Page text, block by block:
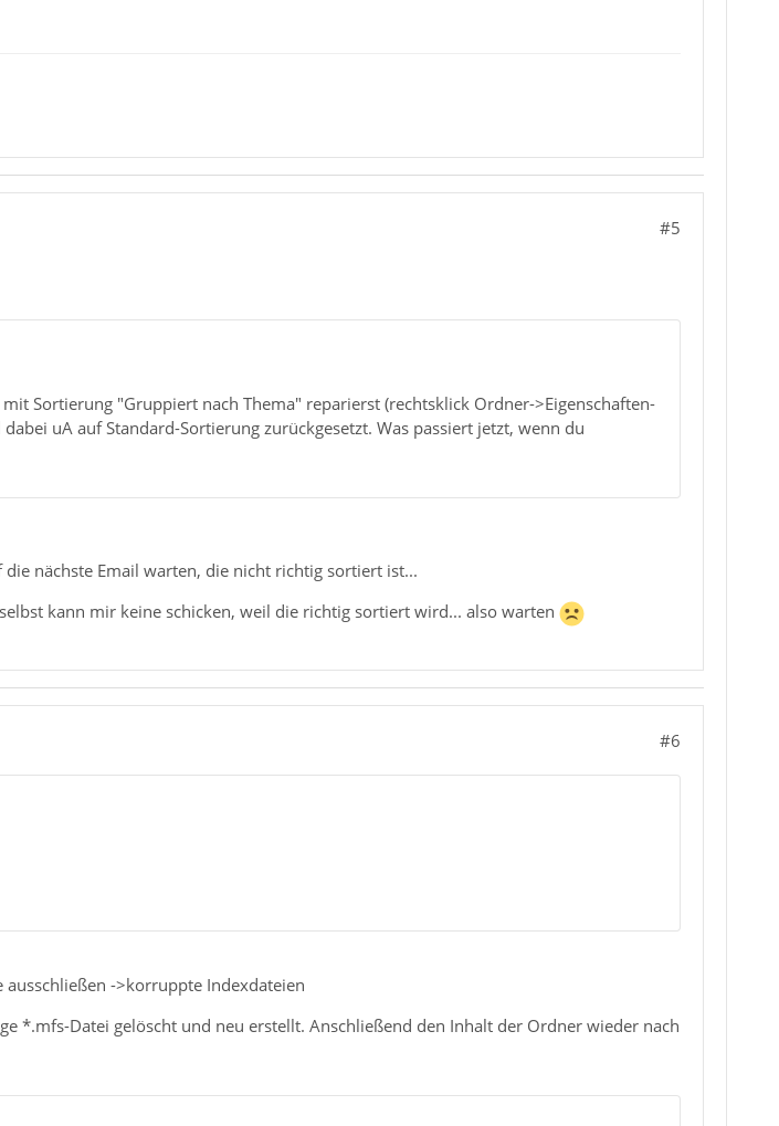
#5
Sortierung "Gruppiert nach Thema" reparierst (rechtsklick Ordner->Eigenschaften-
uA auf Standard-Sortierung zurückgesetzt. Was passiert jetzt, wenn du
nächste Email warten, die nicht richtig sortiert ist...
kann mir keine schicken, weil die richtig sortiert wird... also warten
#6
->korruppte Indexdateien
*.mfs-Datei gelöscht und neu erstellt. Anschließend den Inhalt der Ordner wieder nach